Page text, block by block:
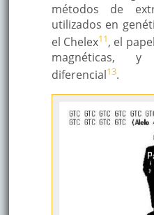
métodos de
utilizados en
el Chelex11, el
magnéticas,
diferencial13.